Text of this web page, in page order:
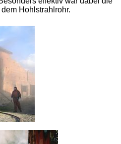
Hohlstrahlrohr.